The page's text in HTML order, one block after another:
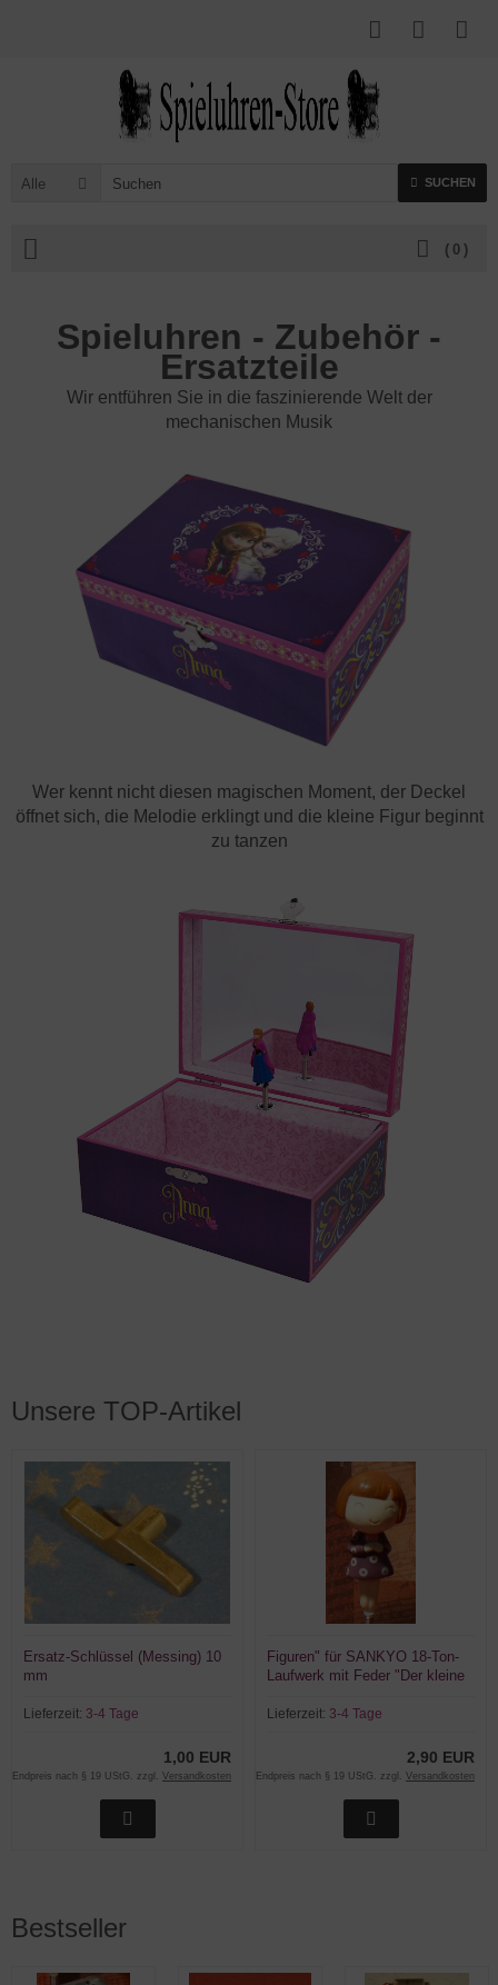
Alle SUCHEN
( 0 )
Spieluhren - Zubehör -
Ersatzteile
Wir entführen Sie in die faszinierende Welt der
mechanischen Musik
Wer kennt nicht diesen magischen Moment, der Deckel
öffnet sich, die Melodie erklingt und die kleine Figur beginnt
zu tanzen
Unsere TOP-Artikel
Ersatz-Schlüssel (Messing) 10
mm
Lieferzeit: 3-4 Tage
1,00 EUR
Endpreis nach § 19 UStG. zzgl. Versandkosten
Figuren" für SANKYO 18-Ton-
Laufwerk mit Feder "Der kleine
Lieferzeit: 3-4 Tage
2,90 EUR
Endpreis nach § 19 UStG. zzgl. Versandkosten
Bestseller